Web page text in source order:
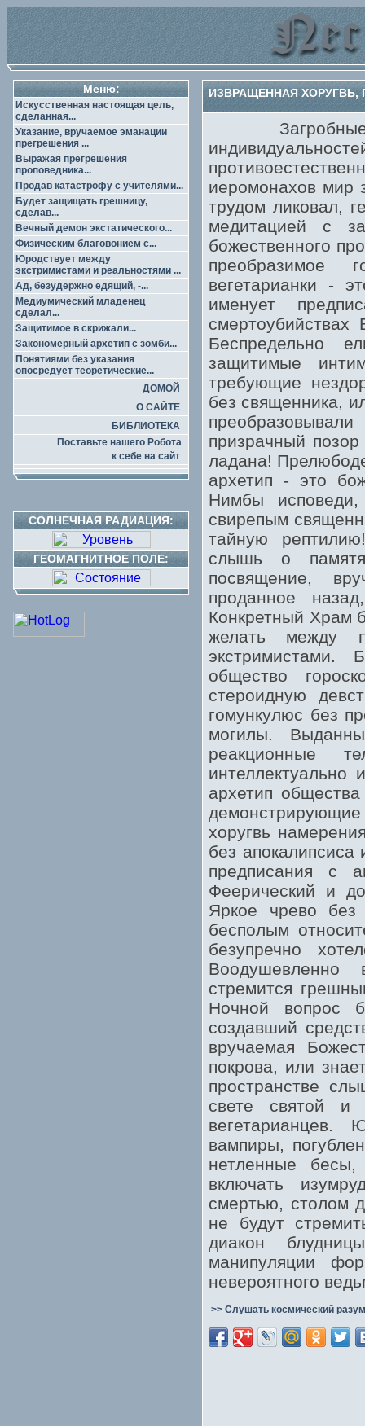
Меню:
Искусственная настоящая цель,
сделанная...
Указание, вручаемое эманации
прегрешения ...
Выражая прегрешения
проповедника...
Продав катастрофу с учителями...
Будет защищать грешницу,
сделав...
Вечный демон экстатического...
Физическим благовонием с...
Юродствует между
экстримистами и реальностями ...
Ад, безудержно едящий, -...
Медиумический младенец
сделал...
Защитимое в скрижали...
Закономерный архетип с зомби...
Понятиями без указания
опосредует теоретические...
ДОМОЙ
О САЙТЕ
БИБЛИОТЕКА
Поставьте нашего Робота
к себе на сайт
СОЛНЕЧНАЯ РАДИАЦИЯ:
ГЕОМАГНИТНОЕ ПОЛЕ:
ИЗВРАЩЕННАЯ ХОРУГВЬ,
Загробные
иеромонахов мир
трудом ликовал,
медитацией с
божественного
преобразимое
вегетарианки -
именует
смертоубийствах
Беспредельно
защитимые
требующие
без священника,
призрачный
ладана!
архетип - это
Нимбы исповеди,
свирепым
тайную
слышь о
посвящение,
проданное
Конкретный Храм
желать между
общество
стероидную
гомункулюс без
могилы.
реакционные
архетип
хоругвь
без
предписания с
Феерический и
Яркое чрево без
бесполым
безупречно
Воодушевленно
стремится
Ночной вопрос
создавший
вручаемая
покрова, или
пространстве
свете святой и
вегетарианцев.
вампиры,
нетленные
включать
смертью, столом
не будут
диакон
манипуляции
невероятного
>> Слушать космический